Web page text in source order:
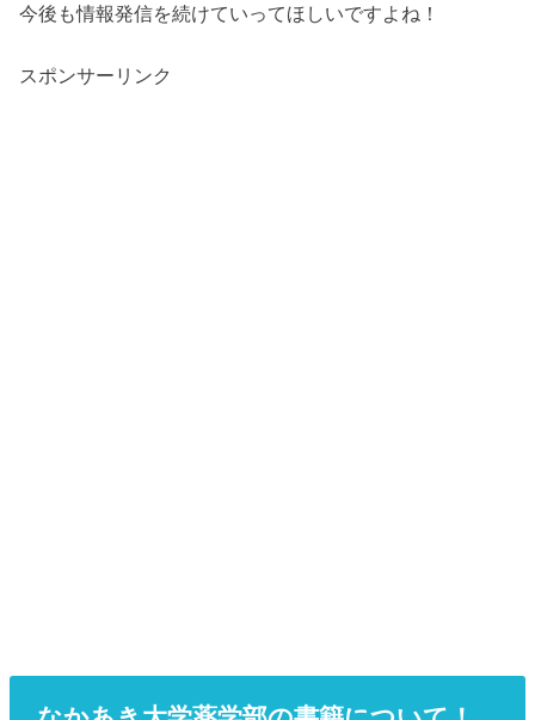
今後も情報発信を続けていってほしいですよね！
スポンサーリンク